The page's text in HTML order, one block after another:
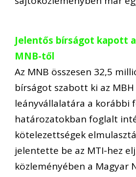
Jelentős bírságot kapott
MNB-től
Az MNB összesen 32,5
bírságot szabott ki az
leányvállalatára a korábbi
határozatokban foglalt
kötelezettségek
jelentette be az MTI-hez
közleményében a Magyar